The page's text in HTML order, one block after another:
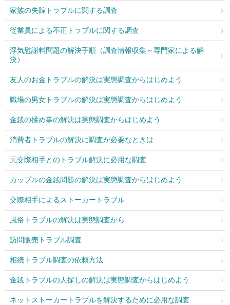
家族の失踪トラブルに関する調査
従業員による不正トラブルに関する調査
浮気慰謝料問題の解決手順（調査情報収集～専門家による解
決）
友人のお金トラブルの解決は実態調査からはじめよう
職場の男女トラブルの解決は実態調査からはじめよう
金銭の揉め事の解決は実態調査からはじめよう
消費者トラブルの解決に調査が必要なときは
元交際相手とのトラブル解決に必用な調査
カップルの金銭問題の解決は実態調査からはじめよう
交際相手によるストーカートラブル
風俗トラブルの解決は実態調査から
訪問販売トラブル調査
相続トラブル調査の依頼方法
金銭トラブルの人探しの解決は実態調査からはじめよう
ネットストーカートラブルを解決するために必用な調査